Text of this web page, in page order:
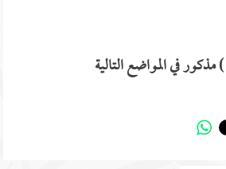
في المواضع التالية